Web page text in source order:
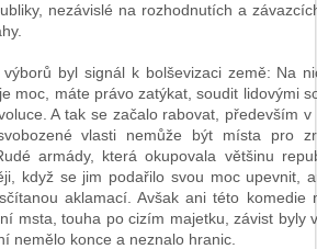
nezávislé na rozhodnutích a
byl signál k bolševizaci země: Na
moc, máte právo zatýkat, soudit lidovými
A tak se začalo rabovat, především
vlasti nemůže být místa pro
armády, která okupovala většinu
když se jim podařilo svou moc upevnit,
aklamací. Avšak ani této
msta, touha po cizím majetku, závist
nemělo konce a neznalo hranic.